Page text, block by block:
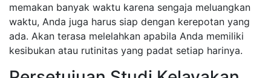
memakan banyak waktu karena sengaja meluangkan
waktu, Anda juga harus siap dengan kerepotan yang
ada. Akan terasa melelahkan apabila Anda memiliki
kesibukan atau rutinitas yang padat setiap harinya.